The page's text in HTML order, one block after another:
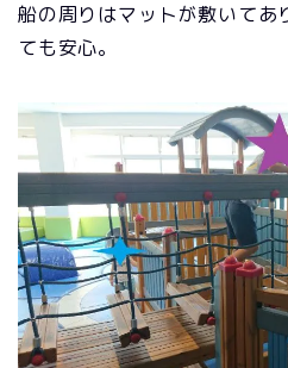
船の周りはマットが敷いてあ
ても安心。